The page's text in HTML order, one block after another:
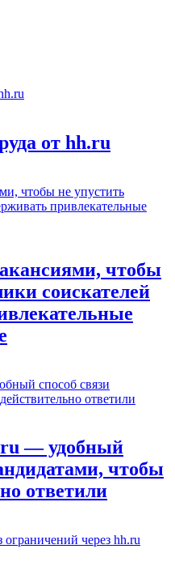
от hh.ru
чтобы
соискателей
— удобный
чтобы
ответили